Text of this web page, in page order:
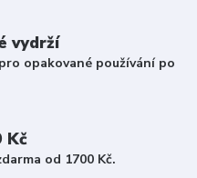
vydrží
opakované používání po
Kč
od 1700 Kč.